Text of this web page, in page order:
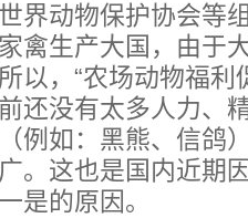
动物保护协会等
禽生产大国，由于
以，“农场动物福利
还没有太多人力、
例如：黑熊、信鸽
。这也是国内近期
是的原因。